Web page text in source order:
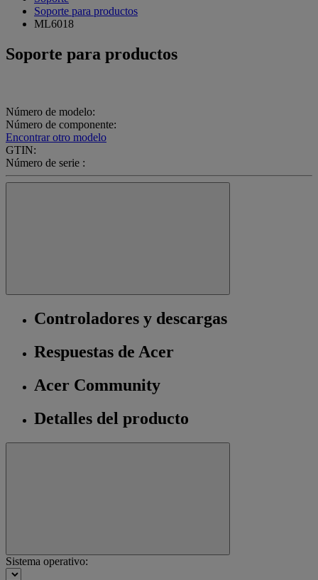
Soporte para productos
ML6018
Soporte para productos
Número de modelo:
Número de componente:
Encontrar otro modelo
GTIN:
Número de serie :
Controladores y descargas
Respuestas de Acer
Acer Community
Detalles del producto
Sistema operativo: